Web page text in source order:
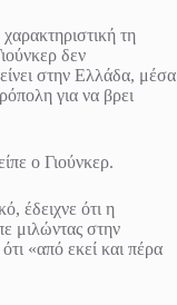
τη
δεν
στην Ελλάδα, μέσα
για να βρει
ο Γιούνκερ.
έδειχνε ότι η
μιλώντας στην
«από εκεί και πέρα